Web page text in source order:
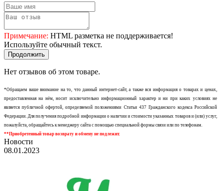
Примечание: HTML разметка не поддерживается!
Используйте обычный текст.
Продолжить
Нет отзывов об этом товаре.
*Обращаем ваше внимание на то, что данный интернет-сайт, а также вся информация о товарах и ценах,
предоставленная на нём, носит исключительно информационный характер и ни при каких условиях не
является публичной офертой, определяемой положениями Статьи 437 Гражданского кодекса Российской
Федерации. Для получения подробной информации о наличии и стоимости указанных товаров и (или) услуг,
пожалуйста, обращайтесь к менеджеру сайта с помощью специальной формы связи или по телефонам.
**Приобретенный товар возврату и обмену не подлежит.
Новости
08.01.2023